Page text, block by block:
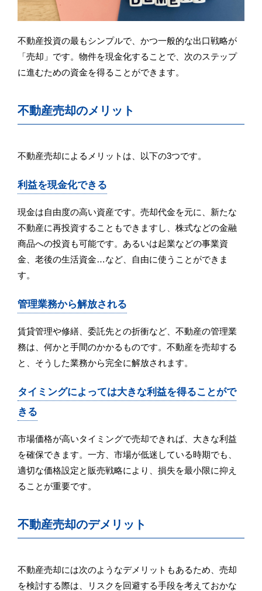
不動産投資の最もシンプルで、かつ一般的な出口戦略が
「売却」です。物件を現金化することで、次のステップ
に進むための資金を得ることができます。
不動産売却のメリット
不動産売却によるメリットは、以下の3つです。
利益を現金化できる
現金は自由度の高い資産です。売却代金を元に、新たな
不動産に再投資することもできますし、株式などの金融
商品への投資も可能です。あるいは起業などの事業資
金、老後の生活資金…など、自由に使うことができま
す。
管理業務から解放される
賃貸管理や修繕、委託先との折衝など、不動産の管理業
務は、何かと手間のかかるものです。不動産を売却する
と、そうした業務から完全に解放されます。
タイミングによっては大きな利益を得ることがで
きる
市場価格が高いタイミングで売却できれば、大きな利益
を確保できます。一方、市場が低迷している時期でも、
適切な価格設定と販売戦略により、損失を最小限に抑え
ることが重要です。
不動産売却のデメリット
不動産売却には次のようなデメリットもあるため、売却
を検討する際は、リスクを回避する手段を考えておかな